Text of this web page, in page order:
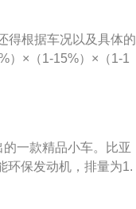
也是能感受到这款汽
动能系统以及内饰打
雨刮器、顺风天线设
得根据车况以及具体的
）×（1-15%）×（1-1
15%）；2、看保险还
明书、工具箱、灭火
修维护的，可适当提
市值价上折价30%-5
看换挡是否顺畅，刹
玻璃是否完好，玻璃
一款精品小车。比亚
环保发动机，排量为1.
F0的双安全气囊、AB